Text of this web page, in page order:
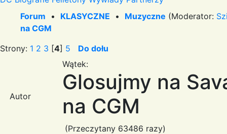
Forum • KLASYCZNE • Muzyczne (Moderator:
na CGM
Strony: 1 2 3 [4] 5 Do dołu
Autor
Wątek:
Glosujmy na
na CGM
(Przeczytany 63486 razy)